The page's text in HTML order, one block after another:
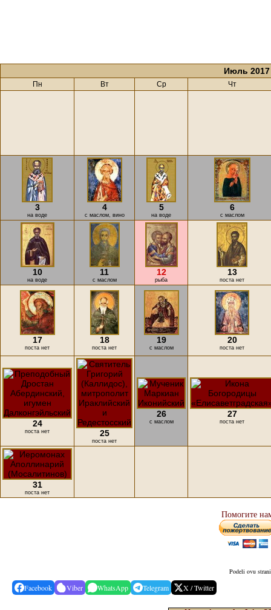
Июль 2017
Пн Вт Ср Чт
3
на воде
4
с маслом, вино
5
на воде
6
с маслом
10
на воде
11
с маслом
12
рыба
13
поста нет
17
поста нет
18
поста нет
19
с маслом
20
поста нет
24
поста нет 25
поста нет
26
с маслом
27
поста нет
31
поста нет
Помогите
Podeli ovu
Facebook Viber WhatsApp Telegram X / Twitter